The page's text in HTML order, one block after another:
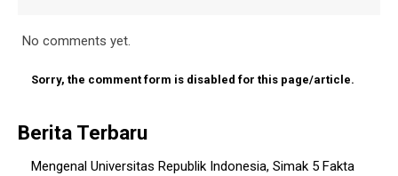
No comments yet.
Sorry, the comment form is disabled for this page/article.
Berita Terbaru
Mengenal Universitas Republik Indonesia, Simak 5 Fakta